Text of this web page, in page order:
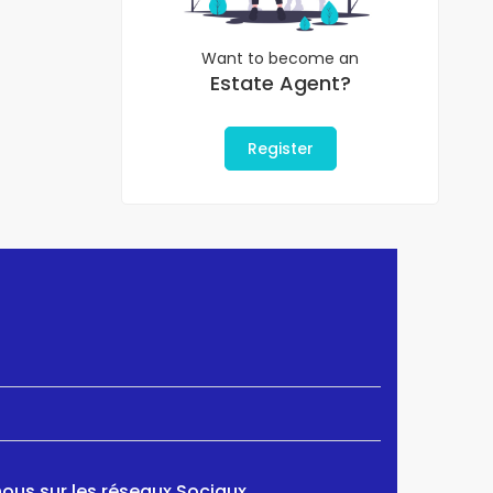
Want to become an
Estate Agent?
Register